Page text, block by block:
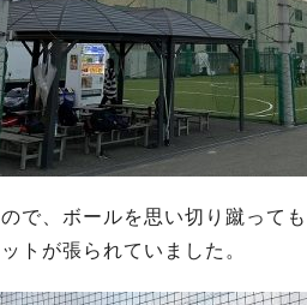
で、ボールを思い切り蹴って
トが張られていました。